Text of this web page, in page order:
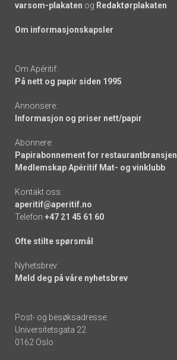
varsom-plakaten og Redaktørplakaten
Om informasjonskapsler
Om Apéritif:
På nett og papir siden 1995
Annonsere:
Informasjon og priser nett/papir
Abonnere:
Papirabonnement for restaurantbransjen
Medlemskap Apéritif Mat- og vinklubb
Kontakt oss:
aperitif@aperitif.no
Telefon +47 21 45 61 60
Ofte stilte spørsmål
Nyhetsbrev:
Meld deg på våre nyhetsbrev
Post- og besøksadresse:
Universitetsgata 22
0162 Oslo